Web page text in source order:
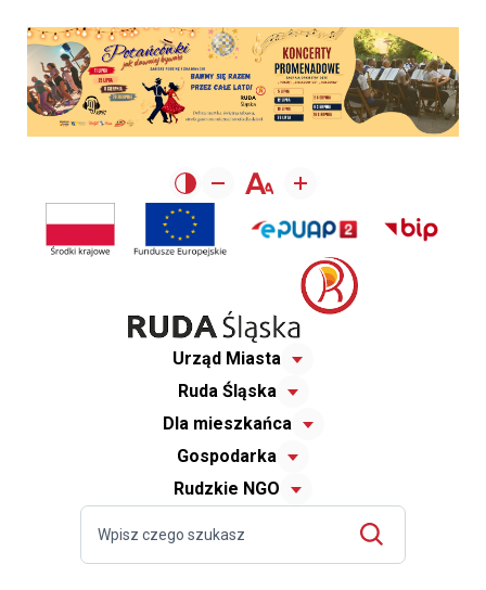
Urząd Miasta
Ruda Śląska
Dla mieszkańca
Gospodarka
Rudzkie NGO